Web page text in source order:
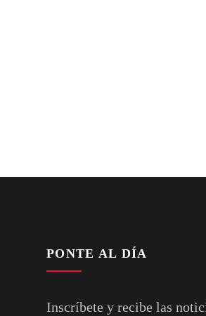
PONTE AL DÍA
Inscríbete y recibe las